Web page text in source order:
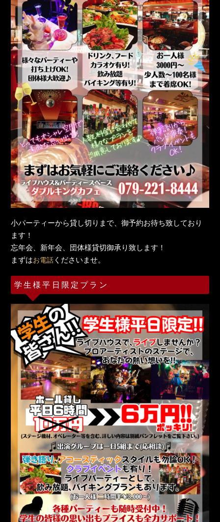
小パーティーから貸し切りまで、御予約お待ち致しており
ます！
忘年会、新年会、団体様貸切御承り致します！
まずはお電話 くださいませ。
学生様平日限定プラン